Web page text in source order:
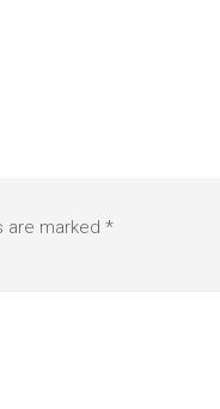
are marked *